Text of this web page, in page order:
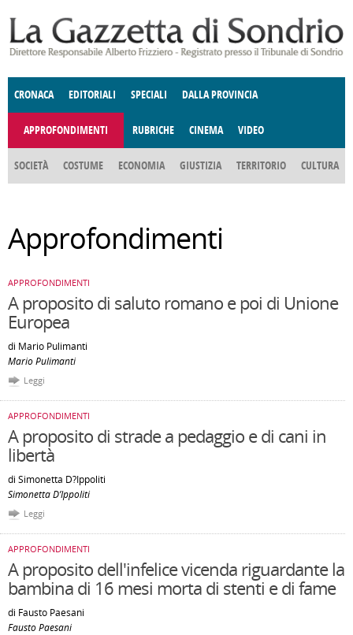
CRONACA EDITORIALI SPECIALI DALLA PROVINCIA
APPROFONDIMENTI
SOCIETÀ COSTUME ECONOMIA GIUSTIZIA TERRITORIO CULTURA
RUBRICHE
DELLE IDEE FATTI DELLO SPIRITO CCCVA
CINEMA VIDEO
Approfondimenti
APPROFONDIMENTI
A proposito di saluto romano e poi di Unione
Europea
di Mario Pulimanti
Mario Pulimanti
Leggi
APPROFONDIMENTI
A proposito di strade a pedaggio e di cani in
libertà
di Simonetta D?Ippoliti
Simonetta D’Ippoliti
Leggi
APPROFONDIMENTI
A proposito dell'infelice vicenda riguardante la
bambina di 16 mesi morta di stenti e di fame
di Fausto Paesani
Fausto Paesani